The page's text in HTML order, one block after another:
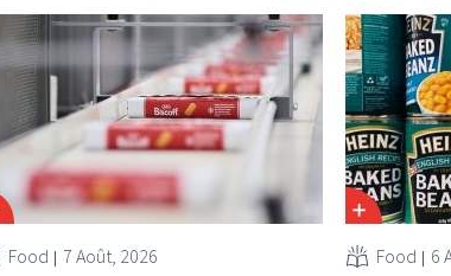
Food 7 Août, 2026 Food 6